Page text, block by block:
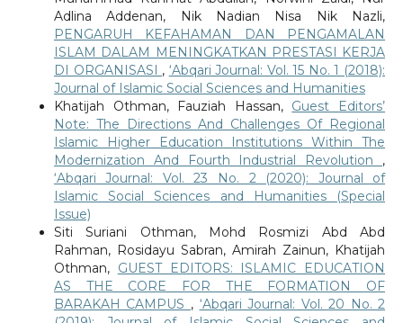
Adlina Addenan, Nik Nadian Nisa Nik Nazli,
PENGARUH KEFAHAMAN DAN PENGAMALAN
ISLAM DALAM MENINGKATKAN PRESTASI KERJA
DI ORGANISASI , ‘Abqari Journal: Vol. 15 No. 1 (2018):
Journal of Islamic Social Sciences and Humanities
Khatijah Othman, Fauziah Hassan, Guest Editors’
Note: The Directions And Challenges Of Regional
Islamic Higher Education Institutions Within The
Modernization And Fourth Industrial Revolution ,
‘Abqari Journal: Vol. 23 No. 2 (2020): Journal of
Islamic Social Sciences and Humanities (Special
Issue)
Siti Suriani Othman, Mohd Rosmizi Abd Abd
Rahman, Rosidayu Sabran, Amirah Zainun, Khatijah
Othman, GUEST EDITORS: ISLAMIC EDUCATION
AS THE CORE FOR THE FORMATION OF
BARAKAH CAMPUS , ‘Abqari Journal: Vol. 20 No. 2